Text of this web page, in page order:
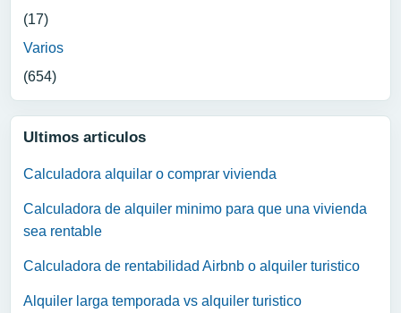
(17)
Varios
(654)
Ultimos articulos
Calculadora alquilar o comprar vivienda
Calculadora de alquiler minimo para que una vivienda
sea rentable
Calculadora de rentabilidad Airbnb o alquiler turistico
Alquiler larga temporada vs alquiler turistico